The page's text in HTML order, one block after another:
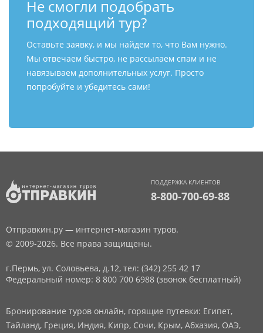
Не смогли подобрать
подходящий тур?
Оставьте заявку, и мы найдем то, что Вам нужно.
Мы отвечаем быстро, не рассылаем спам и не
навязываем дополнительных услуг. Просто
попробуйте и убедитесь сами!
ПОДДЕРЖКА КЛИЕНТОВ
8-800-700-69-88
Отправкин.ру — интернет-магазин туров.
© 2009-2026. Все права защищены.
г.Пермь, ул. Соловьева, д.12, тел: (342) 255 42 17
Федеральный номер: 8 800 700 6988 (звонок бесплатный)
Бронирование туров онлайн, горящие путевки: Египет,
Тайланд, Греция, Индия, Кипр, Сочи, Крым, Абхазия, ОАЭ,